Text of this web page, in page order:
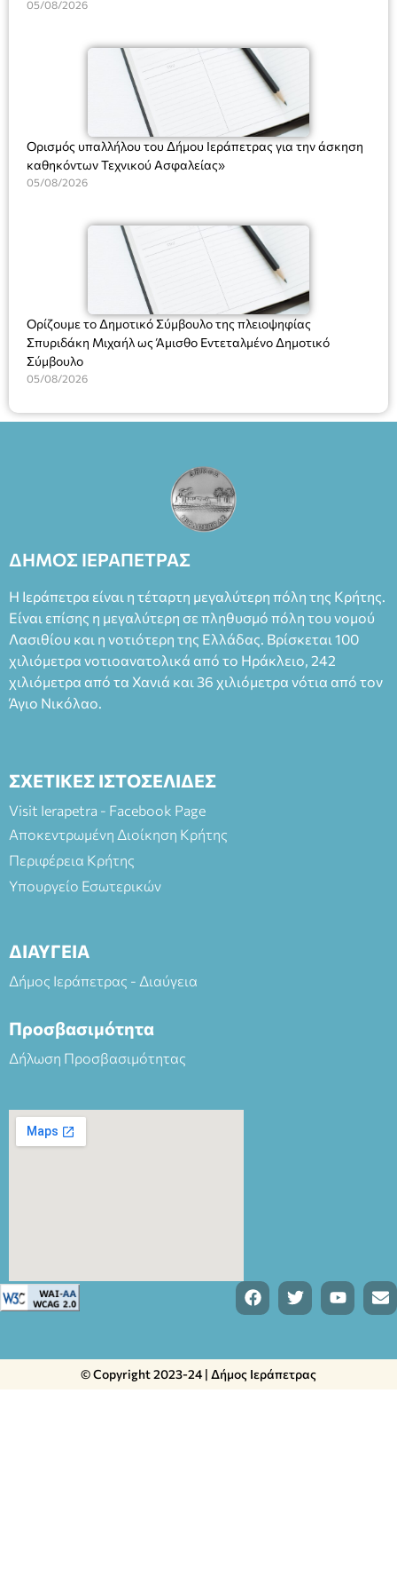
Υπηρεσιών για αποφάσεις, πιστοποιητικά, πράξεις και
(Ν. 5314/2026).»
05/08/2026
Ορισμός υπαλλήλου του Δήμου Ιεράπετρας για την άσκηση
καθηκόντων Τεχνικού Ασφαλείας»
05/08/2026
Ορίζουμε το Δημοτικό Σύμβουλο της πλειοψηφίας
Σπυριδάκη Μιχαήλ ως Άμισθο Εντεταλμένο Δημοτικό
Σύμβουλο
05/08/2026
ΔΗΜΟΣ ΙΕΡΑΠΕΤΡΑΣ
Η Ιεράπετρα είναι η τέταρτη μεγαλύτερη πόλη της Κρήτης.
Είναι επίσης η μεγαλύτερη σε πληθυσμό πόλη του νομού
Λασιθίου και η νοτιότερη της Ελλάδας. Βρίσκεται 100
χιλιόμετρα νοτιοανατολικά από το Ηράκλειο, 242
χιλιόμετρα από τα Χανιά και 36 χιλιόμετρα νότια από τον
Άγιο Νικόλαο.
ΣΧΕΤΙΚΕΣ ΙΣΤΟΣΕΛΙΔΕΣ
Visit Ierapetra - Facebook Page
Αποκεντρωμένη Διοίκηση Κρήτης
Περιφέρεια Κρήτης
Υπουργείο Εσωτερικών
ΔΙΑΥΓΕΙΑ
Δήμος Ιεράπετρας - Διαύγεια
Προσβασιμότητα
Δήλωση Προσβασιμότητας
© Copyright 2023-24 | Δήμος Ιεράπετρας